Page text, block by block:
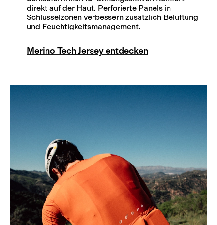
direkt auf der Haut. Perforierte Panels in
Schlüsselzonen verbessern zusätzlich Belüftung
und Feuchtigkeitsmanagement.
Merino Tech Jersey entdecken